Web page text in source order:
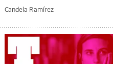
Candela Ramírez